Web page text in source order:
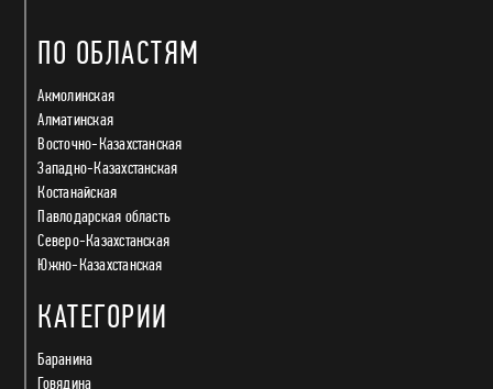
ПО ОБЛАСТЯМ
Акмолинская
Алматинская
Восточно-Казахстанская
Западно-Казахстанская
Костанайская
Павлодарская область
Северо-Казахстанская
Южно-Казахстанская
КАТЕГОРИИ
Баранина
Говядина